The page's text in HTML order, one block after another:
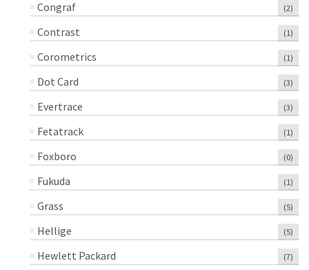
Congraf (2)
Contrast (1)
Corometrics (1)
Dot Card (3)
Evertrace (3)
Fetatrack (1)
Foxboro (0)
Fukuda (1)
Grass (5)
Hellige (5)
Hewlett Packard (7)